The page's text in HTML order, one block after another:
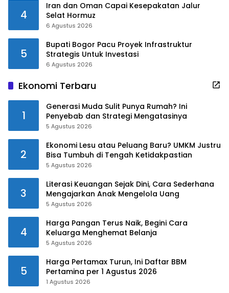
4
Iran dan Oman Capai Kesepakatan Jalur
Selat Hormuz
6 Agustus 2026
5
Bupati Bogor Pacu Proyek Infrastruktur
Strategis Untuk Investasi
6 Agustus 2026
Ekonomi Terbaru
1
Generasi Muda Sulit Punya Rumah? Ini
Penyebab dan Strategi Mengatasinya
5 Agustus 2026
2
Ekonomi Lesu atau Peluang Baru? UMKM Justru
Bisa Tumbuh di Tengah Ketidakpastian
5 Agustus 2026
3
Literasi Keuangan Sejak Dini, Cara Sederhana
Mengajarkan Anak Mengelola Uang
5 Agustus 2026
4
Harga Pangan Terus Naik, Begini Cara
Keluarga Menghemat Belanja
5 Agustus 2026
5
Harga Pertamax Turun, Ini Daftar BBM
Pertamina per 1 Agustus 2026
1 Agustus 2026